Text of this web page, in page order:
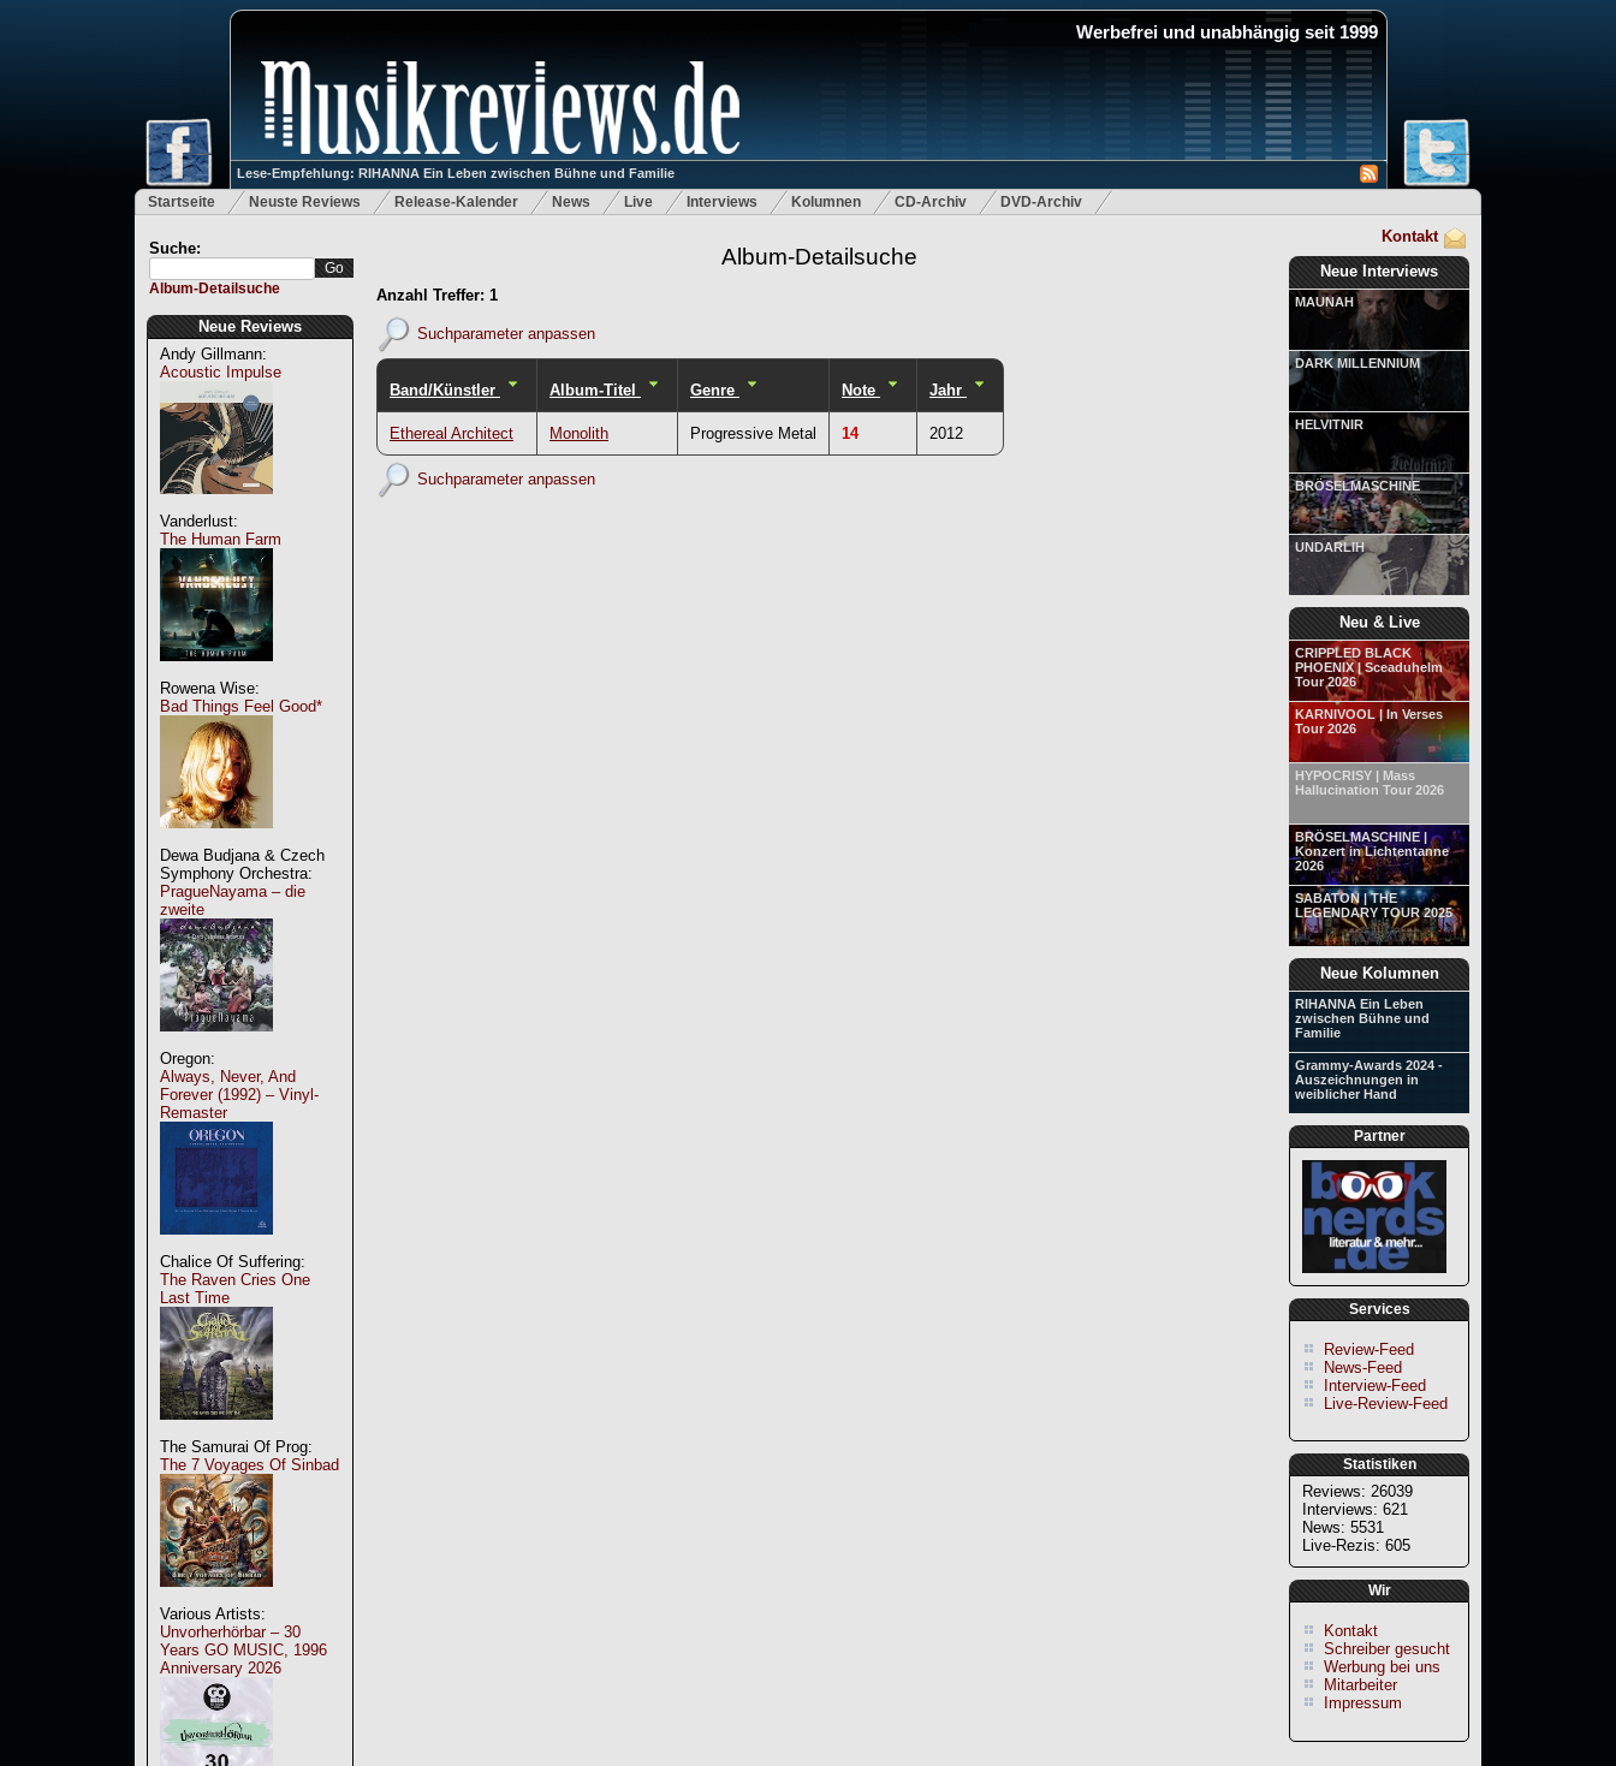
Werbefrei und unabhängig seit 1999
Lese-Empfehlung: RIHANNA Ein Leben zwischen Bühne und Familie
Startseite Neuste Reviews Release-Kalender News Live Interviews Kolumnen CD-Archiv DVD-Archiv
Suche:
Album-Detailsuche
Neue Reviews
Andy Gillmann:
Acoustic Impulse
Vanderlust:
The Human Farm
Rowena Wise:
Bad Things Feel Good*
Dewa Budjana & Czech
Symphony Orchestra:
PragueNayama – die
zweite
Oregon:
Always, Never, And
Forever (1992) – Vinyl-
Remaster
Chalice Of Suffering:
The Raven Cries One
Last Time
The Samurai Of Prog:
The 7 Voyages Of Sinbad
Various Artists:
Unvorherhörbar – 30
Years GO MUSIC, 1996
Anniversary 2026
Kontakt
Neue Interviews
MAUNAH
DARK MILLENNIUM
HELVITNIR
BRÖSELMASCHINE
UNDARLIH
Neu & Live
CRIPPLED BLACK
PHOENIX | Sceaduhelm
Tour 2026
KARNIVOOL | In Verses
Tour 2026
HYPOCRISY | Mass
Hallucination Tour 2026
BRÖSELMASCHINE |
Konzert in Lichtentanne
2026
SABATON | THE
LEGENDARY TOUR 2025
Neue Kolumnen
RIHANNA Ein Leben
zwischen Bühne und
Familie
Grammy-Awards 2024 -
Auszeichnungen in
weiblicher Hand
Partner
Services
Review-Feed
News-Feed
Interview-Feed
Live-Review-Feed
Statistiken
Reviews: 26039
Interviews: 621
News: 5531
Live-Rezis: 605
Wir
Kontakt
Schreiber gesucht
Werbung bei uns
Mitarbeiter
Impressum
Album-Detailsuche
Anzahl Treffer: 1
Suchparameter anpassen
Band/Künstler Album-Titel Genre Note Jahr
Ethereal Architect Monolith Progressive Metal 14 2012
Suchparameter anpassen